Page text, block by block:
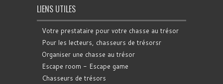
LIENS UTILES
Votre prestataire pour votre chasse au trésor
Pour les lecteurs, chasseurs de trésorsr
Organiser une chasse au trésor
Escape room - Escape game
Chasseurs de trésors